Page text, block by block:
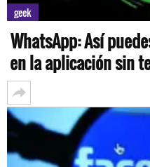
geek
WhatsApp: Así
en la aplicación sin